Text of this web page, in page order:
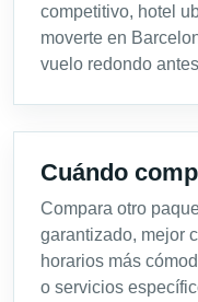
competitivo, hotel
moverte en
vuelo redondo
Cuándo
Compara otro
garantizado, mejor
horarios más
o servicios